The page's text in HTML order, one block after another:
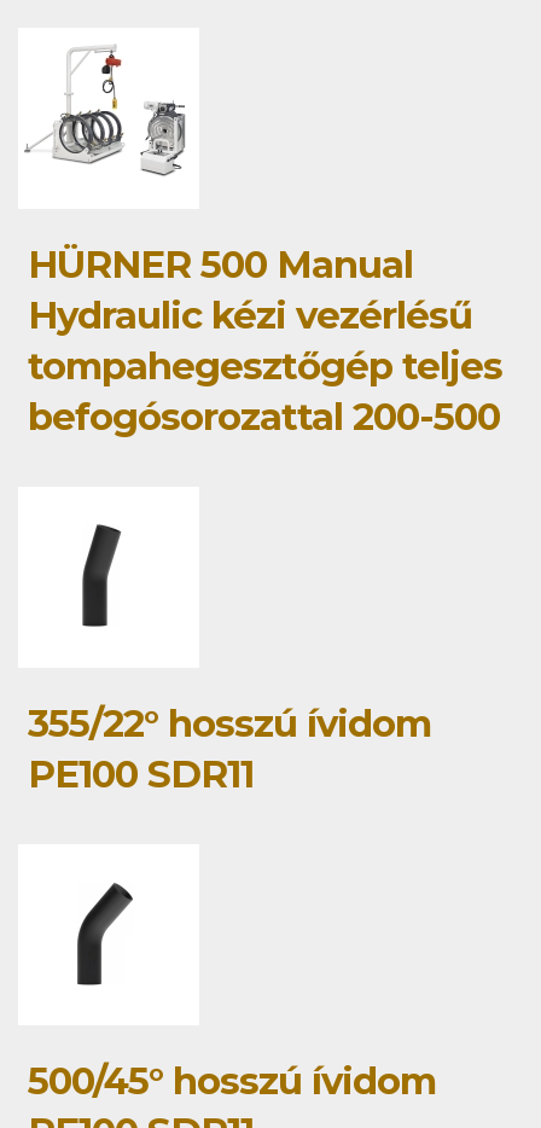
HÜRNER 500 Manual
Hydraulic kézi vezérlésű
tompahegesztőgép teljes
befogósorozattal 200-500
355/22° hosszú ívidom
PE100 SDR11
500/45° hosszú ívidom